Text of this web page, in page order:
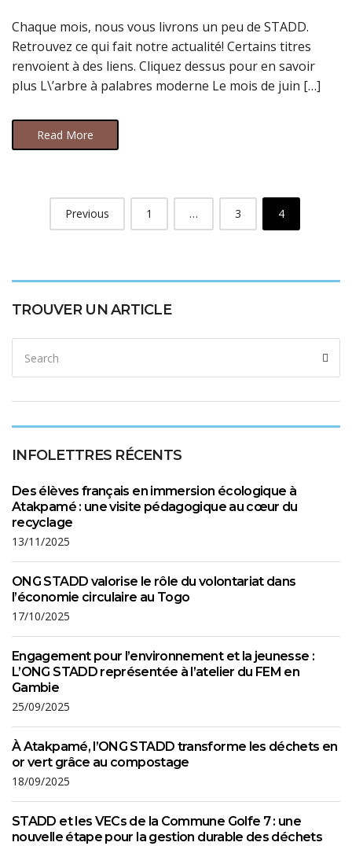
Chaque mois, nous vous livrons un peu de STADD.
Retrouvez ce qui fait notre actualité! Certains titres
renvoient à des liens. Cliquez dessus pour en savoir
plus L\’arbre à palabres moderne Le mois de juin […]
Read More
Previous 1 … 3 4
TROUVER UN ARTICLE
INFOLETTRES RÉCENTS
Des élèves français en immersion écologique à
Atakpamé : une visite pédagogique au cœur du
recyclage
13/11/2025
ONG STADD valorise le rôle du volontariat dans
l’économie circulaire au Togo
17/10/2025
Engagement pour l’environnement et la jeunesse :
L’ONG STADD représentée à l’atelier du FEM en
Gambie
25/09/2025
À Atakpamé, l’ONG STADD transforme les déchets en
or vert grâce au compostage
18/09/2025
STADD et les VECs de la Commune Golfe 7 : une
nouvelle étape pour la gestion durable des déchets